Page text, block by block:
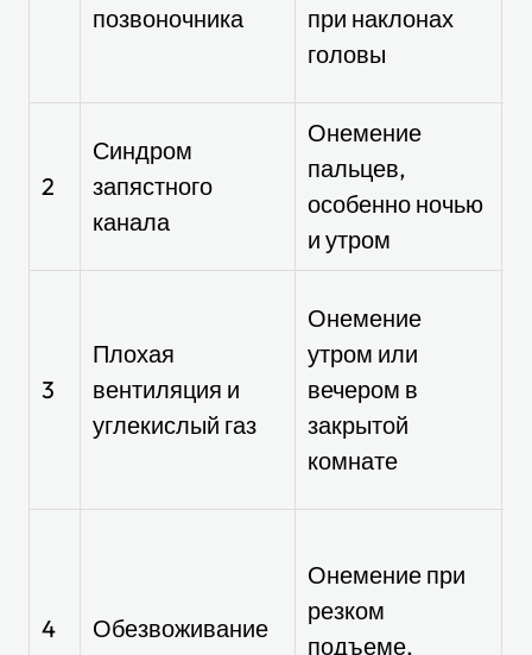
позвоночника
при наклонах
головы
2
Синдром
запястного
канала
Онемение
пальцев,
особенно ночью
и утром
3
Плохая
вентиляция и
углекислый газ
Онемение
утром или
вечером в
закрытой
комнате
4 Обезвоживание
Онемение при
резком
подъеме,